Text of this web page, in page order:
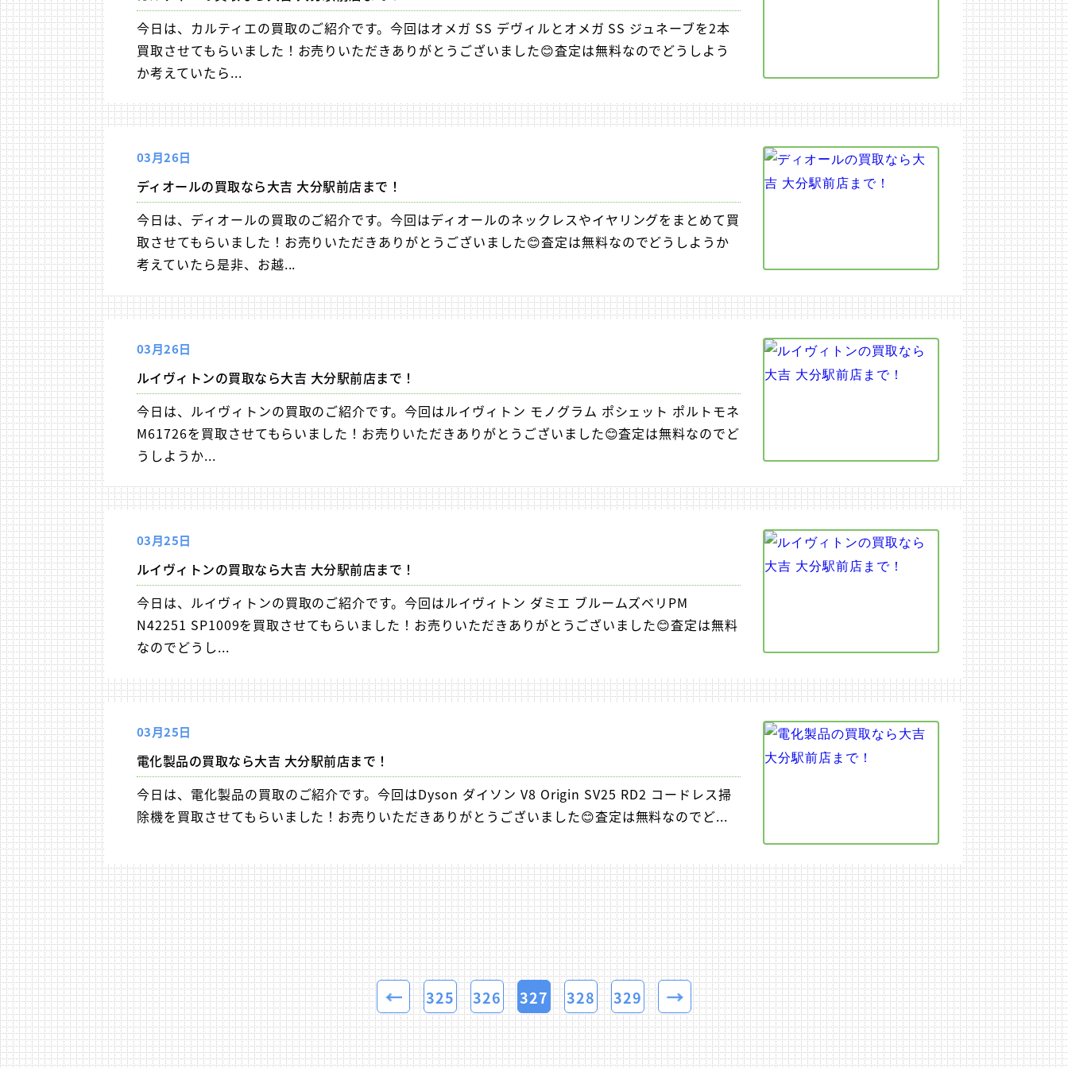
今日は、カルティエの買取のご紹介です。今回はオメガ SS デヴィルとオメガ SS ジュネーブを2本
買取させてもらいました！お売りいただきありがとうございました😊査定は無料なのでどうしよう
か考えていたら...
03月26日
ディオールの買取なら大吉 大分駅前店まで！
今日は、ディオールの買取のご紹介です。今回はディオールのネックレスやイヤリングをまとめて買
取させてもらいました！お売りいただきありがとうございました😊査定は無料なのでどうしようか
考えていたら是非、お越...
03月26日
ルイヴィトンの買取なら大吉 大分駅前店まで！
今日は、ルイヴィトンの買取のご紹介です。今回はルイヴィトン モノグラム ポシェット ポルトモネ
M61726を買取させてもらいました！お売りいただきありがとうございました😊査定は無料なのでど
うしようか...
03月25日
ルイヴィトンの買取なら大吉 大分駅前店まで！
今日は、ルイヴィトンの買取のご紹介です。今回はルイヴィトン ダミエ ブルームズベリPM
N42251 SP1009を買取させてもらいました！お売りいただきありがとうございました😊査定は無料
なのでどうし...
03月25日
電化製品の買取なら大吉 大分駅前店まで！
今日は、電化製品の買取のご紹介です。今回はDyson ダイソン V8 Origin SV25 RD2 コードレス掃
除機を買取させてもらいました！お売りいただきありがとうございました😊査定は無料なのでど...
325 326 327 328 329